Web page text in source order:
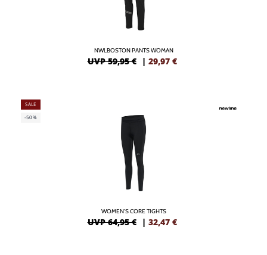
NWLBOSTON PANTS WOMAN
UVP 59,95 € | 29,97 €
SALE
-50%
WOMEN'S CORE TIGHTS
UVP 64,95 € | 32,47 €